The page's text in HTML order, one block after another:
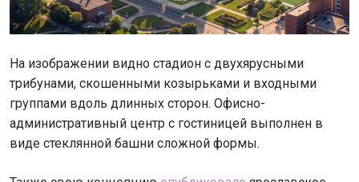
На изображении видно стадион с двухярусными
трибунами, скошенными козырьками и входными
группами вдоль длинных сторон. Офисно-
административный центр с гостиницей выполнен в
виде стеклянной башни сложной формы.